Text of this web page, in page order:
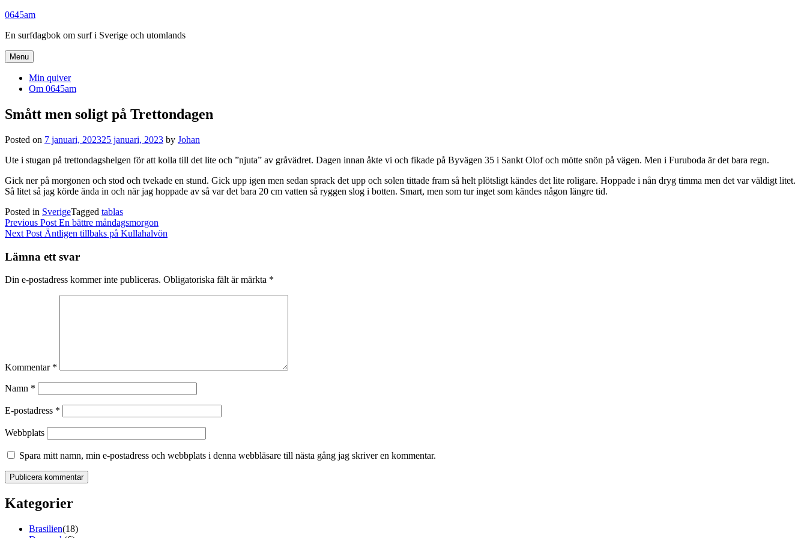
Skip
content
0645am
En surfdagbok om surf i Sverige och utomlands
Menu
Min quiver
Om 0645am
Smått men soligt på Trettondagen
Posted on 7 januari, 202325 januari, 2023 by Johan
Ute i stugan på trettondagshelgen för att kolla till det lite och ”njuta” av gråvädret. Dagen innan åkte vi och fikade på Byvägen 35 i Sankt Olof och mötte snön på vägen. Men i Furuboda är det bara regn.
Gick ner på morgonen och stod och tvekade en stund. Gick upp igen men sedan sprack det upp och solen tittade fram så helt plötsligt kändes det lite roligare. Hoppade i nån dryg timma men det var väldigt litet.
Så litet så jag körde ända in och när jag hoppade av så var det bara 20 cm vatten så ryggen slog i botten. Smart, men som tur inget som kändes någon längre tid.
Posted in SverigeTagged tablas
Inläggsnavigering
Previous Post En bättre måndagsmorgon
Next Post Äntligen tillbaks på Kullahalvön
Lämna ett svar
Din e-postadress kommer inte publiceras. Obligatoriska fält är märkta *
Kommentar *
Namn *
E-postadress *
Webbplats
Spara mitt namn, min e-postadress och webbplats i denna webbläsare till nästa gång jag skriver en kommentar.
Kategorier
Brasilien(18)